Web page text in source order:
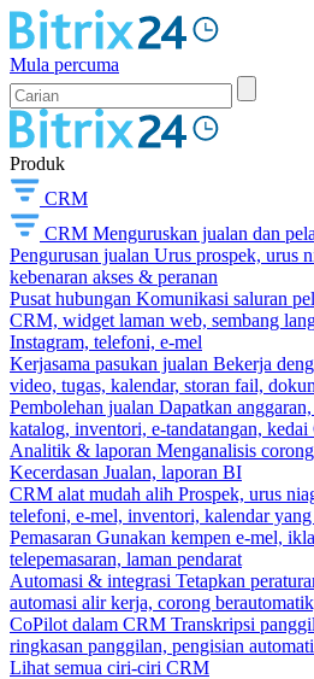
Mula percuma
Produk
CRM
CRM Menguruskan jualan dan
Pengurusan jualan Urus prospek, urus
kebenaran akses & peranan
Pusat hubungan Komunikasi saluran
CRM, widget laman web, sembang
Instagram, telefoni, e-mel
Kerjasama pasukan jualan Bekerja
video, tugas, kalendar, storan fail,
Pembolehan jualan Dapatkan
katalog, inventori, e-tandatangan,
Analitik & laporan Menganalisis
Kecerdasan Jualan, laporan BI
CRM alat mudah alih Prospek, urus
telefoni, e-mel, inventori, kalendar
Pemasaran Gunakan kempen e-mel,
telepemasaran, laman pendarat
Automasi & integrasi Tetapkan
automasi alir kerja, corong
CoPilot dalam CRM Transkripsi
ringkasan panggilan, pengisian
Lihat semua ciri-ciri CRM